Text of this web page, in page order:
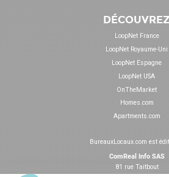
DÉCOUVREZ
LoopNet France
LoopNet Royaume-Uni
LoopNet Espagne
LoopNet USA
OnTheMarket
Homes.com
Apartments.com
BureauxLocaux.com est
ComReal Info SAS
81 rue Taitbout